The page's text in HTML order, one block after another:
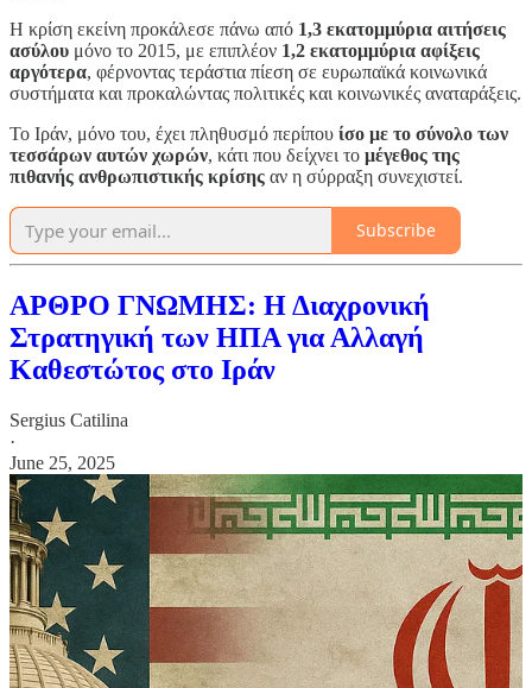
Η κρίση εκείνη προκάλεσε πάνω από 1,3 εκατομμύρια αιτήσεις
ασύλου μόνο το 2015, με επιπλέον 1,2 εκατομμύρια αφίξεις
αργότερα, φέρνοντας τεράστια πίεση σε ευρωπαϊκά κοινωνικά
συστήματα και προκαλώντας πολιτικές και κοινωνικές αναταράξεις.
Το Ιράν, μόνο του, έχει πληθυσμό περίπου ίσο με το σύνολο των
τεσσάρων αυτών χωρών, κάτι που δείχνει το μέγεθος της
πιθανής ανθρωπιστικής κρίσης αν η σύρραξη συνεχιστεί.
Subscribe
ΑΡΘΡΟ ΓΝΩΜΗΣ: Η Διαχρονική
Στρατηγική των ΗΠΑ για Αλλαγή
Καθεστώτος στο Ιράν
Sergius Catilina
·
June 25, 2025